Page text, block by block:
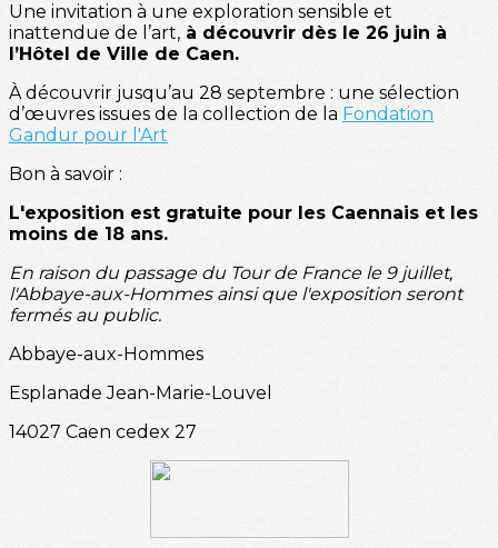
Une invitation à une exploration sensible et
inattendue de l’art, à découvrir dès le 26 juin à
l’Hôtel de Ville de Caen.
À découvrir jusqu’au 28 septembre : une sélection
d’œuvres issues de la collection de la Fondation
Gandur pour l'Art
Bon à savoir :
L'exposition est gratuite pour les Caennais et les
moins de 18 ans.
En raison du passage du Tour de France le 9 juillet,
l'Abbaye-aux-Hommes ainsi que l'exposition seront
fermés au public.
Abbaye-aux-Hommes
Esplanade Jean-Marie-Louvel
14027 Caen cedex 27